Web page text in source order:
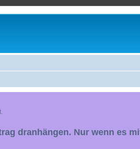
dranhängen. Nur wenn es